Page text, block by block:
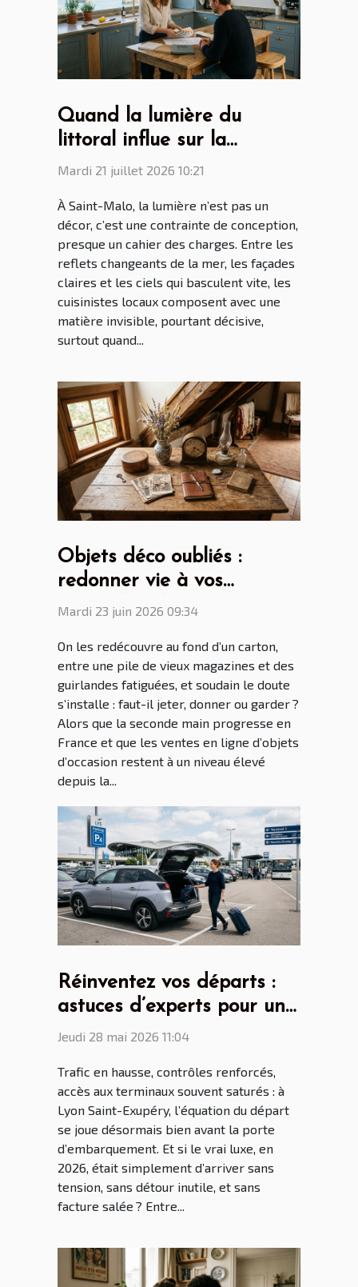
Quand la lumière du
littoral influe sur la
création des cuisines par
Mardi 21 juillet 2026 10:21
À Saint-Malo, la lumière n’est pas un
décor, c’est une contrainte de conception,
presque un cahier des charges. Entre les
reflets changeants de la mer, les façades
claires et les ciels qui basculent vite, les
cuisinistes locaux composent avec une
matière invisible, pourtant décisive,
surtout quand...
Objets déco oubliés :
redonner vie à vos
trouvailles du grenier
Mardi 23 juin 2026 09:34
On les redécouvre au fond d’un carton,
entre une pile de vieux magazines et des
guirlandes fatiguées, et soudain le doute
s’installe : faut-il jeter, donner ou garder ?
Alors que la seconde main progresse en
France et que les ventes en ligne d’objets
d’occasion restent à un niveau élevé
depuis la...
Réinventez vos départs :
astuces d’experts pour un
parking aéroport lyon saint
Jeudi 28 mai 2026 11:04
Trafic en hausse, contrôles renforcés,
accès aux terminaux souvent saturés : à
Lyon Saint-Exupéry, l’équation du départ
se joue désormais bien avant la porte
d’embarquement. Et si le vrai luxe, en
2026, était simplement d’arriver sans
tension, sans détour inutile, et sans
facture salée ? Entre...